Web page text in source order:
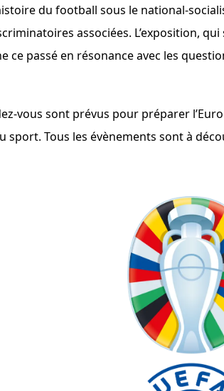
du football sous le national-
associées. L’exposition,
ce passé en résonance avec les
vous sont prévus pour préparer
sport. Tous les évènements sont à